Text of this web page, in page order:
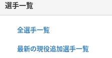
選手一覧
全選手一覧
最新の現役追加選手一覧